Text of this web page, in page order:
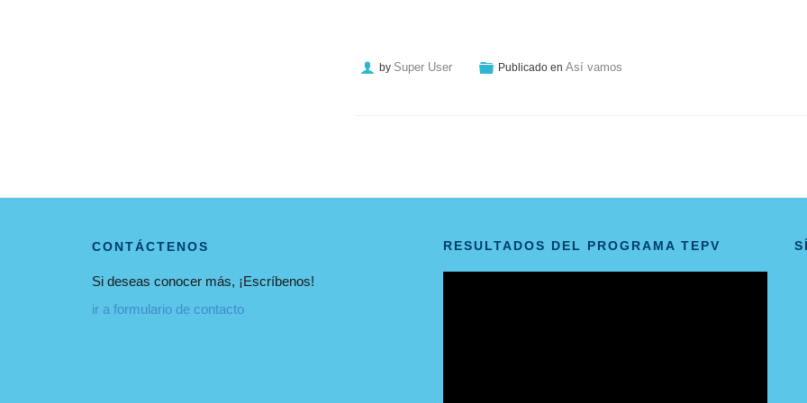
by Super User Publicado en Así vamos
CONTÁCTENOS
Si deseas conocer más, ¡Escríbenos!
ir a formulario de contacto
RESULTADOS DEL PROGRAMA TEPV